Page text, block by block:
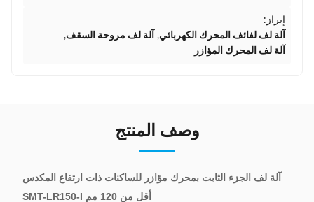
إبراز:
آلة لف لفائف المحرك الكهربائي, آلة لف مروحة السقف,
آلة لف المحرك المؤازر
وصف المنتج
آلة لف الجزء الثابت بمحرك مؤازر للساكنات ذات ارتفاع المكدس
أقل من 120 مم SMT-LR150-I